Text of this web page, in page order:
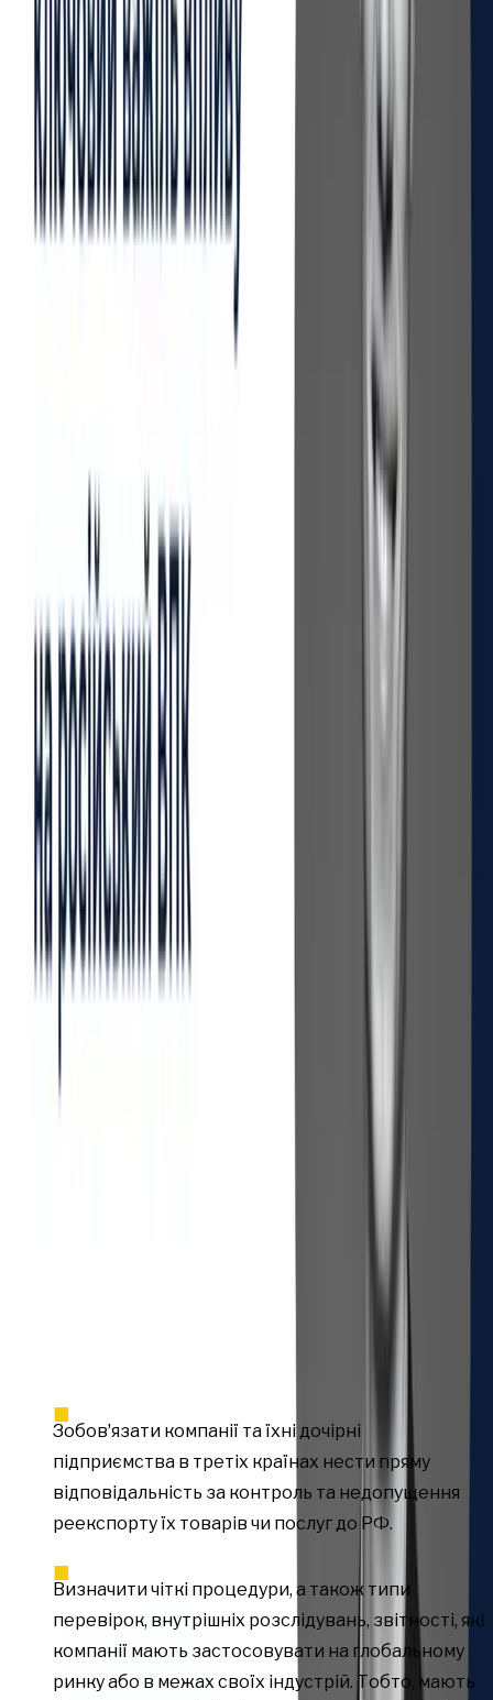
Нещодавно стало відомо, що Єврокомісія направила
на розгляд країн-членів ЄС пропозиції щодо
наповнення 14 пакету антиросійських санкцій. Однак
остаточний вигляд наступного санкційного пакета ЄС
стане результатом перемовин, що наразі тривають.
15 травня, видання
Reuters
Нідерланди закликають колег у ЄС доповнити 14
пакет забороною на будь-яку співпрацю з
іноземними фінансовими установами, котрі
проводять транзакції, повʼязані з російським ВПК.
Подібний крок, хоча і є копією американського Указу
На думку експерта Ради економічної безпеки України,
комплаєнсу для виробників та дистрибʼюторів
Зобовʼязати компанії та їхні дочірні
підприємства в третіх країнах нести пряму
відповідальність за контроль та недопущення
реекспорту їх товарів чи послуг до РФ.
Визначити чіткі процедури, а також типи
перевірок, внутрішніх розслідувань, звітності, які
компанії мають застосовувати на глобальному
ринку або в межах своїх індустрій. Тобто, мають